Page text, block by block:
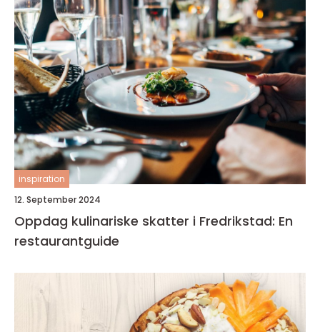
inspiration
12. September 2024
Oppdag kulinariske skatter i Fredrikstad: En
restaurantguide